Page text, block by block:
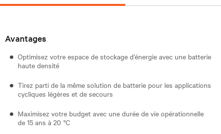
Avantages
Optimisez votre espace de stockage d’énergie avec une batterie
haute densité
Tirez parti de la même solution de batterie pour les applications
cycliques légères et de secours
Maximisez votre budget avec une durée de vie opérationnelle
de 15 ans à 20 °C